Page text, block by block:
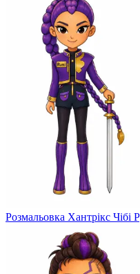
Розмальовка Хантрікс Чібі